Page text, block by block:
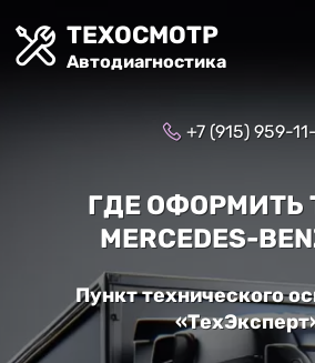
ТЕХОСМОТР
Автодиагностика
+7 (915) 959-
ГДЕ ОФОРМИТЬ
MERCEDES-
Пункт технического